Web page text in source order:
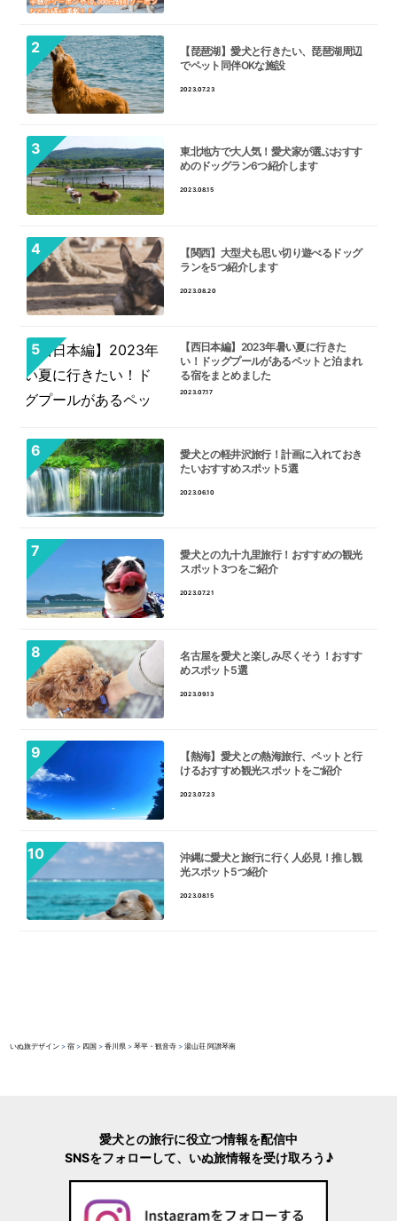
【琵琶湖】愛犬と行きたい、琵琶湖周辺
でペット同伴OKな施設
2023.07.23
東北地方で大人気！愛犬家が選ぶおすす
めのドッグラン6つ紹介します
2023.08.15
【関西】大型犬も思い切り遊べるドッグ
ランを5つ紹介します
2023.08.20
【西日本編】2023年暑い夏に行きた
い！ドッグプールがあるペットと泊まれ
る宿をまとめました
2023.07.17
愛犬との軽井沢旅行！計画に入れておき
たいおすすめスポット5選
2023.06.10
愛犬との九十九里旅行！おすすめの観光
スポット3つをご紹介
2023.07.21
名古屋を愛犬と楽しみ尽くそう！おすす
めスポット5選
2023.09.13
【熱海】愛犬との熱海旅行、ペットと行
けるおすすめ観光スポットをご紹介
2023.07.23
沖縄に愛犬と旅行に行く人必見！推し観
光スポット5つ紹介
2023.08.15
いぬ旅デザイン >宿 > 四国 >香川県 >琴平・観音寺 >湯山荘 阿讃琴南
愛犬との旅行に役立つ情報を配信中
SNSをフォローして、いぬ旅情報を受け取ろう♪